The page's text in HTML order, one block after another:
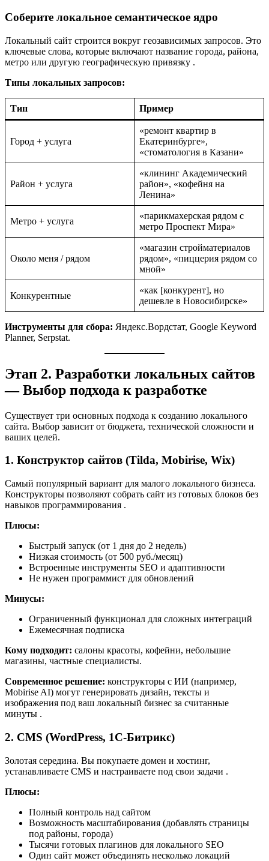
Соберите локальное семантическое ядро
Локальный сайт строится вокруг геозависимых запросов. Это
ключевые слова, которые включают название города, района,
метро или другую географическую привязку .
Типы локальных запросов:
Тип Пример
Город + услуга
«ремонт квартир в
Екатеринбурге»,
«стоматология в Казани»
Район + услуга
«клининг Академический
район», «кофейня на
Ленина»
Метро + услуга
«парикмахерская рядом с
метро Проспект Мира»
Около меня / рядом
«магазин стройматериалов
рядом», «пиццерия рядом со
мной»
Конкурентные
«как [конкурент], но
дешевле в Новосибирске»
Инструменты для сбора: Яндекс.Вордстат, Google Keyword
Planner, Serpstat.
Этап 2. Разработки локальных сайтов
— Выбор подхода к разработке
Существует три основных подхода к созданию локального
сайта. Выбор зависит от бюджета, технической сложности и
ваших целей.
1. Конструктор сайтов (Tilda, Mobirise, Wix)
Самый популярный вариант для малого локального бизнеса.
Конструкторы позволяют собрать сайт из готовых блоков без
навыков программирования .
Плюсы:
Быстрый запуск (от 1 дня до 2 недель)
Низкая стоимость (от 500 руб./месяц)
Встроенные инструменты SEO и адаптивности
Не нужен программист для обновлений
Минусы:
Ограниченный функционал для сложных интеграций
Ежемесячная подписка
Кому подходит: салоны красоты, кофейни, небольшие
магазины, частные специалисты.
Современное решение: конструкторы с ИИ (например,
Mobirise AI) могут генерировать дизайн, тексты и
изображения под ваш локальный бизнес за считанные
минуты .
2. CMS (WordPress, 1С-Битрикс)
Золотая середина. Вы покупаете домен и хостинг,
устанавливаете CMS и настраиваете под свои задачи .
Плюсы:
Полный контроль над сайтом
Возможность масштабирования (добавлять страницы
под районы, города)
Тысячи готовых плагинов для локального SEO
Один сайт может объединять несколько локаций